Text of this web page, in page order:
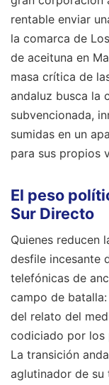
rentable enviar
la comarca de
de aceituna en
masa crítica de
andaluz busca la
subvencionada,
sumidas en un
para sus propios
El peso
Sur Directo
Quienes reducen
desfile incesante
telefónicas de
campo de
del relato del
codiciado por los
La transición
aglutinador de su